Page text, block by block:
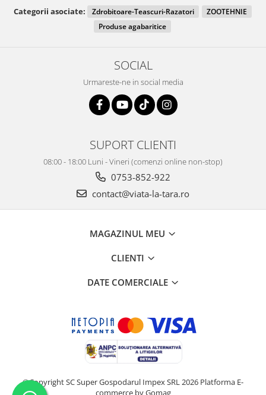
Categorii asociate: Zdrobitoare-Teascuri-Razatori
ZOOTEHNIE
Produse agabaritice
SOCIAL
Urmareste-ne in social media
SUPORT CLIENTI
08:00 - 18:00 Luni - Vineri (comenzi online non-stop)
0753-852-922
contact@viata-la-tara.ro
MAGAZINUL MEU
CLIENTI
DATE COMERCIALE
©Copyright SC Super Gospodarul Impex SRL 2026 Platforma E-
commerce by Gomag